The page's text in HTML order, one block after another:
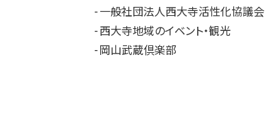
一般社団法人西大寺活性化協議会
西大寺地域のイベント・観光
岡山武蔵倶楽部